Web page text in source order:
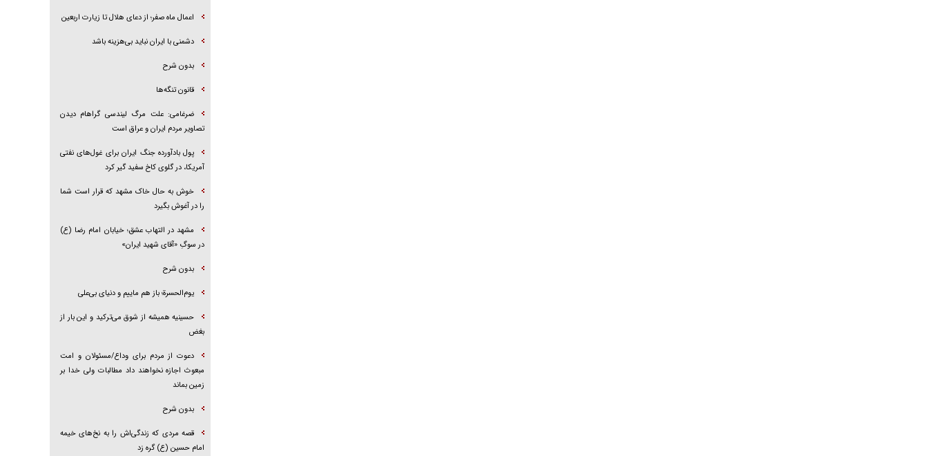
اعمال ماه صفر؛ از دعای هلال تا زیارت اربعین
دشمنی با ایران نباید بی‌هزینه باشد
بدون شرح
قانون تنگه‌ها
ضرغامی: علت مرگ لیندسی گراهام دیدن
تصاویر مردم ایران و عراق است
پول بادآورده جنگ ایران برای غول‌های نفتی
آمریکا، در گلوی کاخ سفید گیر کرد
خوش به حال خاک مشهد که قرار است شما
را در آغوش بگیرد
مشهد در التهاب عشق؛ خیابان امام رضا (ع)
در سوگِ «آقای شهید ایران»
بدون شرح
یوم‌الحسرة؛ باز هم ماییم و دنیای بی‌علی
حسینیه همیشه از شوق می‌ترکید و این بار از
بغض
دعوت از مردم برای وداع/مسئولان و امت
مبعوث اجازه نخواهند داد مطالبات ولی خدا بر
زمین بماند
بدون شرح
قصه مردی که زندگی‌اش را به نخ‌های خیمه
امام حسین (ع) گره زد